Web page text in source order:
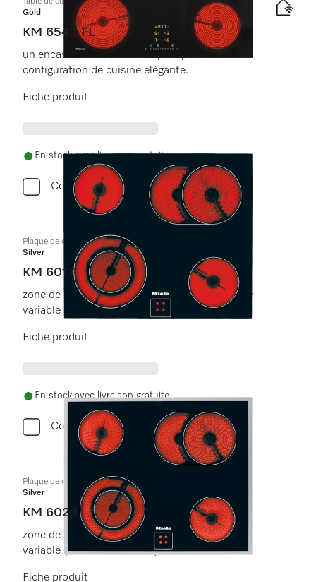
Gold
KM 6542 FL
un encastrement à fleur de plan pour une
configuration de cuisine élégante.
Fiche produit
En stock avec livraison gratuite
Comparer
Plaque de cuisson commandée par le four
Silver
KM 6017
zone de cuisson/rôtissage et 1 zone à diamètre
variable (utilisation flexible).
Fiche produit
En stock avec livraison gratuite
Comparer
Plaque de cuisson commandée par le four
Silver
KM 6023
zone de cuisson/rôtissage et 1 zone à diamètre
variable (utilisation flexible).
Fiche produit